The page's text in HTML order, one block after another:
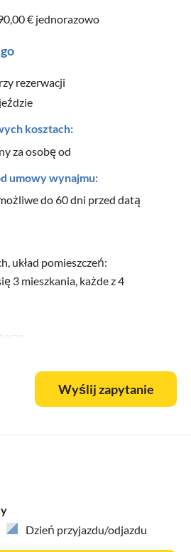
€ jednorazowo
rezerwacji
kosztach:
za osobę od
umowy wynajmu:
do 60 dni przed datą
układ pomieszczeń:
3 mieszkania, każde z 4
znajdują się 2 sypialnie oraz
z ŁAZIENKĄ (DU/WC) z wyjściem
z prysznicem/WC, które
z 4 sypialniami (wszystkie z
dziennym,
Wyślij zapytanie
Dzień przyjazdu/odjazdu